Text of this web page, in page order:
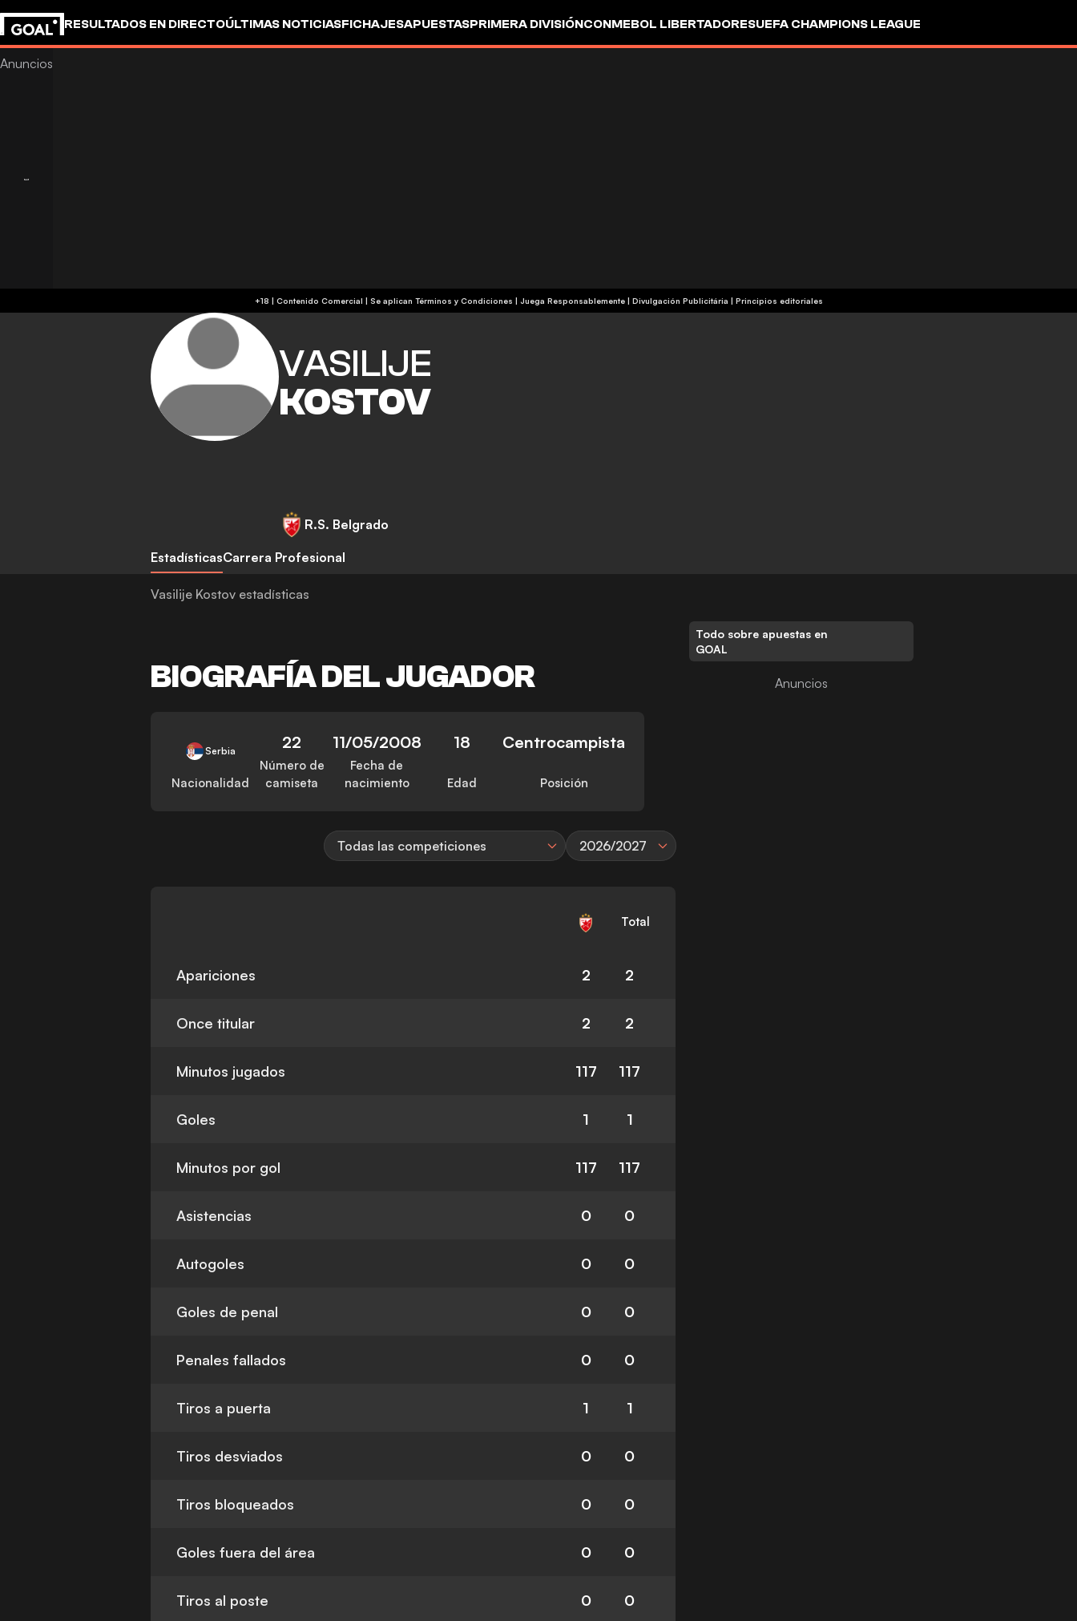
RESULTADOS EN DIRECTOÚLTIMAS NOTICIASFICHAJESAPUESTASPRIMERA DIVISIÓNCONMEBOL LIBERTADORESUEFA CHAMPIONS LEAGUE
+18 | Contenido Comercial | Se aplican Términos y Condiciones | Juega Responsablemente| Divulgación Publicitária | Principios editoriales
VASILIJE
KOSTOV
R.S. Belgrado
EstadísticasCarrera Profesional
Vasilije Kostov estadísticas
BIOGRAFÍA DEL JUGADOR
Serbia
Nacionalidad
22
Número de
camiseta
11/05/2008
Fecha de
nacimiento
18
Edad
Centrocampista
Posición
Todas las competiciones 2026/2027
Total
Apariciones 2 2
Once titular 2 2
Minutos jugados 117 117
Goles 1 1
Minutos por gol 117 117
Asistencias 0 0
Autogoles 0 0
Goles de penal 0 0
Penales fallados 0 0
Tiros a puerta 1 1
Tiros desviados 0 0
Tiros bloqueados 0 0
Goles fuera del área 0 0
Tiros al poste 0 0
Todo sobre apuestas en
GOAL